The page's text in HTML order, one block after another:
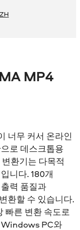
ZH
MP4
너무 커서 온라인
로 데스크톱용
환기는 다목적
니다. 180개
력 품질과
환할 수 있습니다.
빠른 변환 속도로
Windows PC와